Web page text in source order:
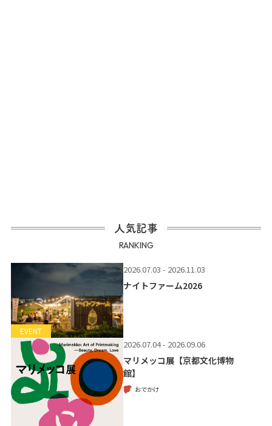
人気記事
RANKING
EVENT
2026.07.03 - 2026.11.03
ナイトファーム2026
2026.07.04 - 2026.09.06
マリメッコ展【京都文化博物
館】
おでかけ